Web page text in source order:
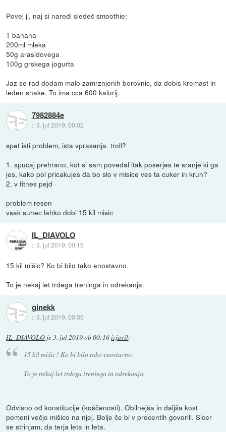
Povej ji, naj si naredi sledeč smoothie:
1 banana
200ml mleka
50g arasidovega
100g grskega jogurta
Jaz se rad dodam malo zamrznjenih borovnic, da dobis kremast in
leden shake. To ima cca 600 kalorij.
7982884e
::3. jul 2019, 00:02
spet isti problem, ista vprasanja. troll?
1. spucaj prehrano, kot si sam povedal itak poserjes te sranje ki ga
jes, kako pol pricakujes da bo slo v misice ves ta cuker in kruh?
2. v fitnes pejd
problem resen
vsak suhec lahko dobi 15 kil misic
IL_DIAVOLO
::3. jul 2019, 00:16
15 kil mišic? Ko bi bilo tako enostavno.
To je nekaj let trdega treninga in odrekanja.
ginekk
::3. jul 2019, 00:36
IL_DIAVOLO je3. jul 2019 ob 00:16izjavil:
15 kil mišic? Ko bi bilo tako enostavno.
To je nekaj let trdega treninga in odrekanja.
Odvisno od konstitucije (koščenosti). Obilnejša in daljša kost
pomeni večjo mišico na njej. Bolje če bi v procentih govorili. Sicer
se strinjam, da terja leta in leta.